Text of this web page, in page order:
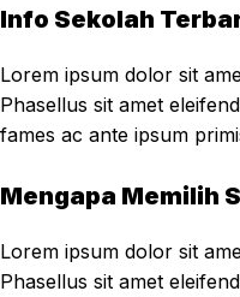
Info Sekolah
Lorem ipsum dolor sit
Phasellus sit amet
fames ac ante ipsum
Mengapa Memilih
Lorem ipsum dolor sit
Phasellus sit amet